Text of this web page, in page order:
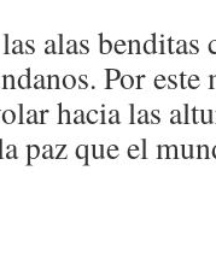
alas benditas
Por
hacia las
paz que el